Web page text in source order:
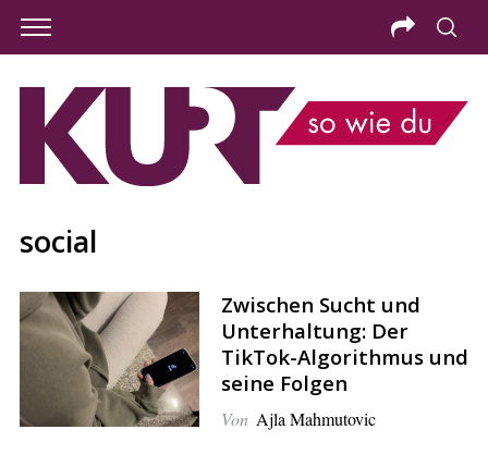
social
Zwischen Sucht und
Unterhaltung: Der
TikTok-Algorithmus und
seine Folgen
Von Ajla Mahmutovic
S